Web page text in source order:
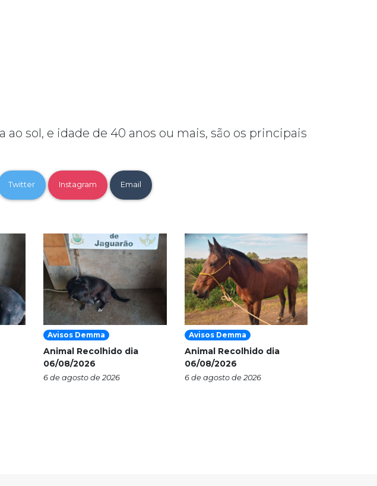
sol, e idade de 40 anos ou mais, são os principais
Twitter Instagram Email
Avisos Demma
Animal Recolhido dia
06/08/2026
6 de agosto de 2026
Avisos Demma
Animal Recolhido dia
06/08/2026
6 de agosto de 2026